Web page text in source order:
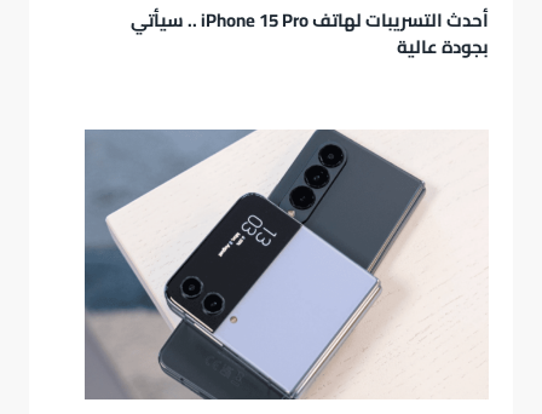
أحدث التسريبات لهاتف iPhone 15 Pro .. سيأتي
بجودة عالية